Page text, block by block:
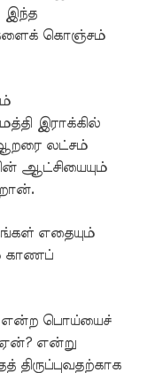
இந்த
கொஞ்சம்
இராக்கில்
ஆறரை லட்சம்
ஆட்சியையும்
எதையும்
காணப்
என்ற பொய்யைச்
என்று